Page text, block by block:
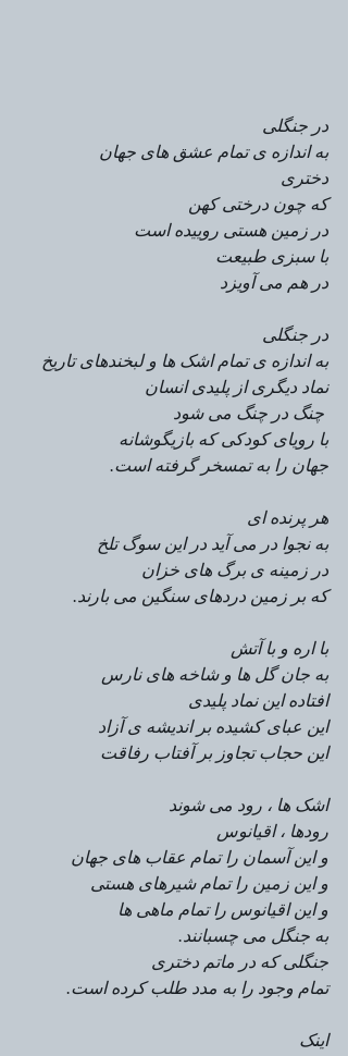
در جنگلی
به اندازه ی تمام عشق های جهان
دختری
که چون درختی کهن
در زمین هستی روییده است
با سبزی طبیعت
در هم می آویزد
در جنگلی
به اندازه ی تمام اشک ها و لبخندهای تاریخ
نماد دیگری از پلیدی انسان
با رویای کودکی که بازیگوشانه
جهان را به تمسخر گرفته است.
هر پرنده ای
به نجوا در می آید در این سوگ تلخ
در زمینه ی برگ های خزان
که بر زمین دردهای سنگین می بارند.
با اره و با آتش
به جان گل ها و شاخه های نارس
افتاده این نماد پلیدی
این عبای کشیده بر اندیشه ی آزاد
این حجاب تجاوز بر آفتاب رفاقت
اشک ها ، رود می شوند
رودها ، اقیانوس
و این آسمان را تمام عقاب های جهان
و این زمین را تمام شیرهای هستی
و این اقیانوس را تمام ماهی ها
به جنگل می چسبانند.
جنگلی که در ماتم دختری
تمام وجود را به مدد طلب کرده است.
اینک